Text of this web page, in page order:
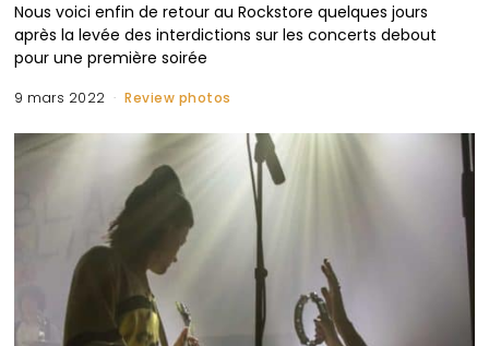
Nous voici enfin de retour au Rockstore quelques jours
après la levée des interdictions sur les concerts debout
pour une première soirée
9 mars 2022 Review photos